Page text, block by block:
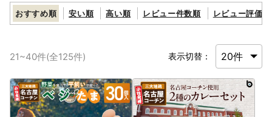
おすすめ順 安い順 高い順 レビュー件数順 レビュー評価順
21~40件(全125件) 表示切替：